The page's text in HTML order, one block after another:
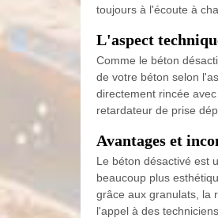
toujours à l'écoute à
L'aspect
Comme le béton
de votre béton selon
directement rincée
retardateur de prise
Avantages et
Le béton désactivé est
beaucoup plus
grâce aux granulats, la
l'appel à des